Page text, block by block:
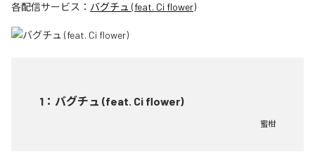
各配信サービス： バグチュ (feat. Ci flower)
1 ： バグチュ (feat. Ci flower)
蜜柑